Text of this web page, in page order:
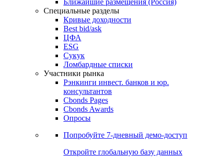
Ближайшие размещения (Россия)
Специальные разделы
Кривые доходности
Best bid/ask
ЦФА
ESG
Сукук
Ломбардные списки
Участники рынка
Рэнкинги инвест. банков и юр.
консультантов
Cbonds Pages
Cbonds Awards
Опросы
Попробуйте 7-дневный демо-доступ
Откройте глобальную базу данных